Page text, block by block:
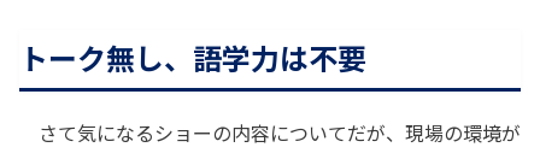
トーク無し、語学力は不要
さて気になるショーの内容についてだが、現場の環境が